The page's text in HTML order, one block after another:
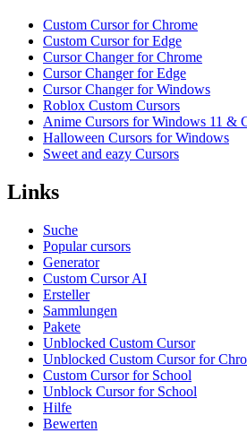
Custom Cursor for Chrome
Custom Cursor for Edge
Cursor Changer for Chrome
Cursor Changer for Edge
Cursor Changer for Windows
Roblox Custom Cursors
Anime Cursors for Windows 11 &
Halloween Cursors for Windows
Sweet and eazy Cursors
Links
Suche
Popular cursors
Generator
Custom Cursor AI
Ersteller
Sammlungen
Pakete
Unblocked Custom Cursor
Unblocked Custom Cursor for
Custom Cursor for School
Unblock Cursor for School
Hilfe
Bewerten